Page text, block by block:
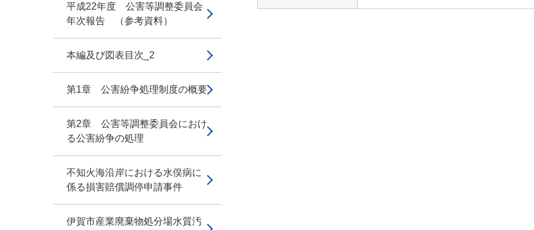
平成22年度 公害等調整委員会
年次報告 （参考資料）
本編及び図表目次_2
第1章 公害紛争処理制度の概要
第2章 公害等調整委員会におけ
る公害紛争の処理
不知火海沿岸における水俣病に
係る損害賠償調停申請事件
伊賀市産業廃棄物処分場水質汚